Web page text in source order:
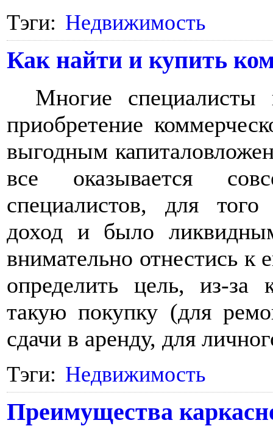
Тэги: Недвижимость
Как найти и купить
Многие
приобретение
выгодным
все оказывается
специалистов, для
доход и было
внимательно отнестись к
определить цель, из-за
такую покупку (для
сдачи в аренду, для
Тэги: Недвижимость
Преимущества